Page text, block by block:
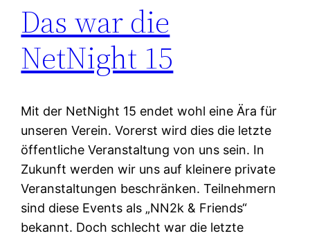
Das war die
NetNight 15
Mit der NetNight 15 endet wohl eine Ära für
unseren Verein. Vorerst wird dies die letzte
öffentliche Veranstaltung von uns sein. In
Zukunft werden wir uns auf kleinere private
Veranstaltungen beschränken. Teilnehmern
sind diese Events als „NN2k & Friends“
bekannt. Doch schlecht war die letzte